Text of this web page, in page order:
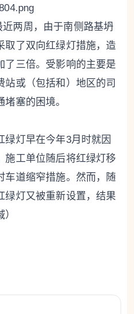
两周，由于南侧路基坍
取了双向红绿灯措施，造
了三倍。受影响的主要是
站或（包括和）地区的司
塞的困境。
灯早在今年3月时就因
施工单位随后将红绿灯移
车道缩窄措施。然而，随
绿灯又被重新设置，结果